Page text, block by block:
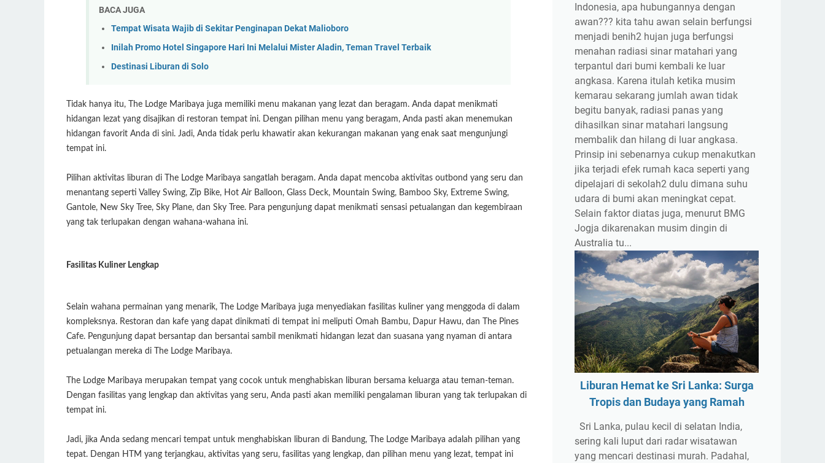
BACA JUGA
Tempat Wisata Wajib di Sekitar Penginapan Dekat Malioboro
Inilah Promo Hotel Singapore Hari Ini Melalui Mister Aladin, Teman Travel Terbaik
Destinasi Liburan di Solo
Tidak hanya itu, The Lodge Maribaya juga memiliki menu makanan yang lezat dan beragam. Anda dapat menikmati
hidangan lezat yang disajikan di restoran tempat ini. Dengan pilihan menu yang beragam, Anda pasti akan menemukan
hidangan favorit Anda di sini. Jadi, Anda tidak perlu khawatir akan kekurangan makanan yang enak saat mengunjungi
tempat ini.
Pilihan aktivitas liburan di The Lodge Maribaya sangatlah beragam. Anda dapat mencoba aktivitas outbond yang seru dan
menantang seperti Valley Swing, Zip Bike, Hot Air Balloon, Glass Deck, Mountain Swing, Bamboo Sky, Extreme Swing,
Gantole, New Sky Tree, Sky Plane, dan Sky Tree. Para pengunjung dapat menikmati sensasi petualangan dan kegembiraan
yang tak terlupakan dengan wahana-wahana ini.
Fasilitas Kuliner Lengkap
Selain wahana permainan yang menarik, The Lodge Maribaya juga menyediakan fasilitas kuliner yang menggoda di dalam
kompleksnya. Restoran dan kafe yang dapat dinikmati di tempat ini meliputi Omah Bambu, Dapur Hawu, dan The Pines
Cafe. Pengunjung dapat bersantap dan bersantai sambil menikmati hidangan lezat dan suasana yang nyaman di antara
petualangan mereka di The Lodge Maribaya.
The Lodge Maribaya merupakan tempat yang cocok untuk menghabiskan liburan bersama keluarga atau teman-teman.
Dengan fasilitas yang lengkap dan aktivitas yang seru, Anda pasti akan memiliki pengalaman liburan yang tak terlupakan di
tempat ini.
Jadi, jika Anda sedang mencari tempat untuk menghabiskan liburan di Bandung, The Lodge Maribaya adalah pilihan yang
tepat. Dengan HTM yang terjangkau, aktivitas yang seru, fasilitas yang lengkap, dan pilihan menu yang lezat, tempat ini
Indonesia, apa hubungannya dengan
awan??? kita tahu awan selain berfungsi
menjadi benih2 hujan juga berfungsi
menahan radiasi sinar matahari yang
terpantul dari bumi kembali ke luar
angkasa. Karena itulah ketika musim
kemarau sekarang jumlah awan tidak
begitu banyak, radiasi panas yang
dihasilkan sinar matahari langsung
membalik dan hilang di luar angkasa.
Prinsip ini sebenarnya cukup menakutkan
jika terjadi efek rumah kaca seperti yang
dipelajari di sekolah2 dulu dimana suhu
udara di bumi akan meningkat cepat.
Selain faktor diatas juga, menurut BMG
Jogja dikarenakan musim dingin di
Australia tu...
Liburan Hemat ke Sri Lanka: Surga
Tropis dan Budaya yang Ramah
Sri Lanka, pulau kecil di selatan India,
sering kali luput dari radar wisatawan
yang mencari destinasi murah. Padahal,